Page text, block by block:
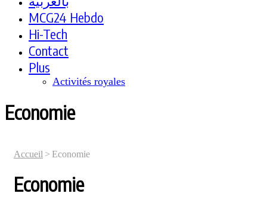
MCG24 Hebdo
Hi-Tech
Contact
Plus
Activités royales
Economie
Accueil > Economie
Economie